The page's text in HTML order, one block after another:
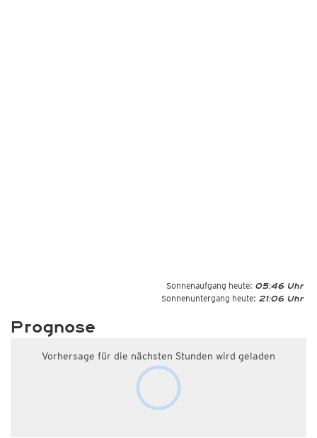
Sonnenaufgang heute: 05:46 Uhr
Sonnenuntergang heute: 21:06 Uhr
Prognose
Vorhersage für die nächsten Stunden wird geladen